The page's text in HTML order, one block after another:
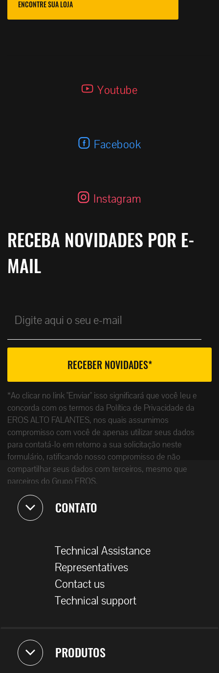
ENCONTRE SUA LOJA
Youtube
Facebook
Instagram
RECEBA NOVIDADES POR E-
MAIL
*Ao clicar no link "Enviar" isso significará que você leu e
concorda com os termos da Política de Privacidade da
EROS ALTO FALANTES, nos quais assumimos
compromisso com você de apenas utilizar seus dados
para contatá-lo em retorno a sua solicitação neste
formulário, ratificando nosso compromisso de não
compartilhar seus dados com terceiros, mesmo que
parceiros do Grupo EROS.
CONTATO
Technical Assistance
Representatives
Contact us
Technical support
PRODUTOS